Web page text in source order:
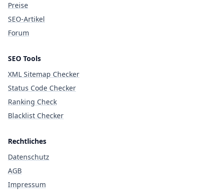
Preise
SEO-Artikel
Forum
SEO Tools
XML Sitemap Checker
Status Code Checker
Ranking Check
Blacklist Checker
Rechtliches
Datenschutz
AGB
Impressum